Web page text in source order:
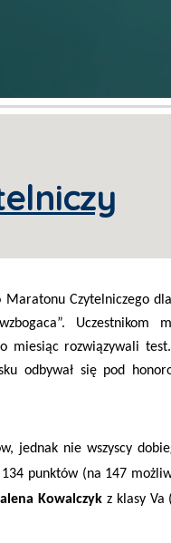
Czytelniczego
Uczestnikom
miesiąc rozwiązywali
odbywał się pod
jednak nie wszyscy
punktów (na 147
Kowalczyk z klasy Va